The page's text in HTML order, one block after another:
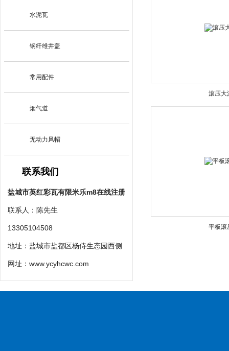
水泥瓦
钢纤维井盖
常用配件
烟气道
无动力风帽
联系我们
盐城市英红彩瓦有限米乐m8在线注册
联系人：陈先生
13305104508
地址：盐城市盐都区杨侍生态园西侧
网址： www.ycyhcwc.com
滚压大
平板滚